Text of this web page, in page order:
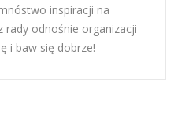
inspiracji na
rady odnośnie organizacji
i baw się dobrze!